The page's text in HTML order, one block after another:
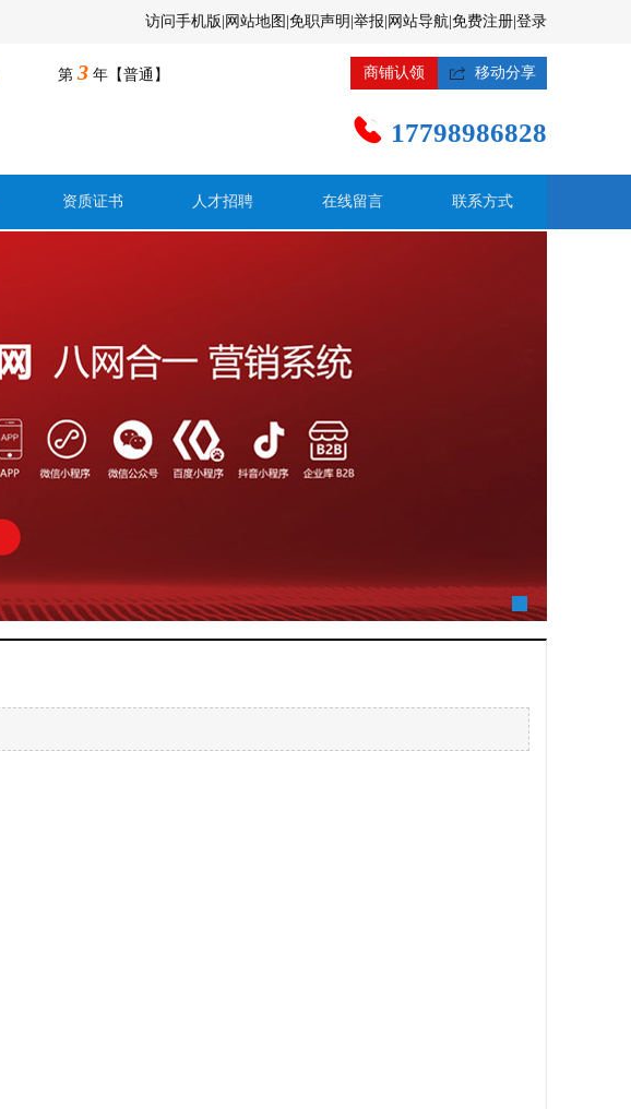
访问手机版 网站地图 免职声明 举报 网站导航 免费注册 登录
第 3年【普通】 商铺认领  移动分享
 17798986828
资质证书 人才招聘 在线留言 联系方式